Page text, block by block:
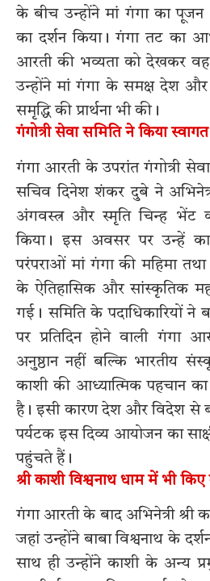
के बीच उन्होंने मां गंगा का
का दर्शन किया। गंगा तट का
आरती की भव्यता को देखकर
उन्होंने मां गंगा के समक्ष देश
समृद्धि की प्रार्थना भी की।
गंगोत्री सेवा समिति ने किया स्वागत
गंगा आरती के उपरांत गंगोत्री
सचिव दिनेश शंकर दुबे ने
अंगवस्त्र और स्मृति चिन्ह भेंट
किया। इस अवसर पर उन्हें
परंपराओं मां गंगा की महिमा तथा
के ऐतिहासिक और सांस्कृतिक
गई। समिति के पदाधिकारियों ने
पर प्रतिदिन होने वाली गंगा
अनुष्ठान नहीं बल्कि भारतीय
काशी की आध्यात्मिक पहचान
है। इसी कारण देश और विदेश से
पर्यटक इस दिव्य आयोजन का
पहुंचते हैं।
श्री काशी विश्वनाथ धाम में भी किए
गंगा आरती के बाद अभिनेत्री श्री
जहां उन्होंने बाबा विश्वनाथ के
साथ ही उन्होंने काशी के अन्य